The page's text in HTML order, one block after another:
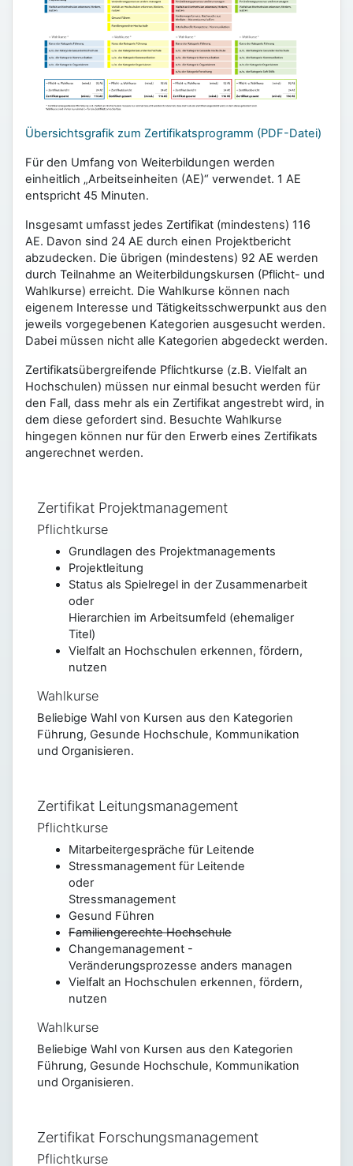
Übersichtsgrafik zum Zertifikatsprogramm (PDF-Datei)
Für den Umfang von Weiterbildungen werden
einheitlich „Arbeitseinheiten (AE)“ verwendet. 1 AE
entspricht 45 Minuten.
Insgesamt umfasst jedes Zertifikat (mindestens) 116
AE. Davon sind 24 AE durch einen Projektbericht
abzudecken. Die übrigen (mindestens) 92 AE werden
durch Teilnahme an Weiterbildungskursen (Pflicht- und
Wahlkurse) erreicht. Die Wahlkurse können nach
eigenem Interesse und Tätigkeitsschwerpunkt aus den
jeweils vorgegebenen Kategorien ausgesucht werden.
Dabei müssen nicht alle Kategorien abgedeckt werden.
Zertifikatsübergreifende Pflichtkurse (z.B. Vielfalt an
Hochschulen) müssen nur einmal besucht werden für
den Fall, dass mehr als ein Zertifikat angestrebt wird, in
dem diese gefordert sind. Besuchte Wahlkurse
hingegen können nur für den Erwerb eines Zertifikats
angerechnet werden.
Zertifikat Projektmanagement
Pflichtkurse
Grundlagen des Projektmanagements
Projektleitung
Status als Spielregel in der Zusammenarbeit
oder
Hierarchien im Arbeitsumfeld (ehemaliger
Titel)
Vielfalt an Hochschulen erkennen, fördern,
nutzen
Wahlkurse
Beliebige Wahl von Kursen aus den Kategorien
Führung, Gesunde Hochschule, Kommunikation
und Organisieren.
Zertifikat Leitungsmanagement
Pflichtkurse
Mitarbeitergespräche für Leitende
Stressmanagement für Leitende
oder
Stressmanagement
Gesund Führen
Familiengerechte Hochschule
Changemanagement -
Veränderungsprozesse anders managen
Vielfalt an Hochschulen erkennen, fördern,
nutzen
Wahlkurse
Beliebige Wahl von Kursen aus den Kategorien
Führung, Gesunde Hochschule, Kommunikation
und Organisieren.
Zertifikat Forschungsmanagement
Pflichtkurse